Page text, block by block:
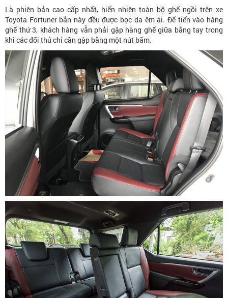
Là phiên bản cao cấp nhất, hiển nhiên toàn bộ ghế ngồi trên xe
Toyota Fortuner bản này đều được bọc da êm ái. Để tiến vào hàng
ghế thứ 3, khách hàng vẫn phải gập hàng ghế giữa bằng tay trong
khi các đối thủ chỉ cần gập bằng một nút bấm.